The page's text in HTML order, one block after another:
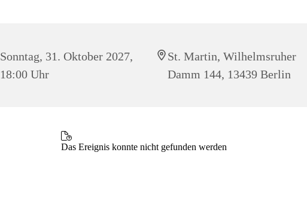
Sonntag, 31. Oktober 2027,
18:00 Uhr
St. Martin, Wilhelmsruher
Damm 144, 13439 Berlin